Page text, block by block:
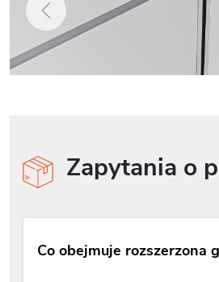
Zapytania o
Co obejmuje rozszerzona